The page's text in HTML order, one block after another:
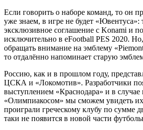
Если говорить о наборе команд, то он
уже знаем, в игре не будет
эксклюзивное соглашение с Konami и
исключительно в eFootball PES 2020.
обращать внимание на эмблему
то отдалённо напоминает старую
Россию, как и в прошлом году,
ЦСКА и «Локомотив». Разработчики
выступлением «Краснодара» и в
«Олимпиакосом» мы сможем увидеть
проиграли греческому клубу по сумме
таки не появится в новой части